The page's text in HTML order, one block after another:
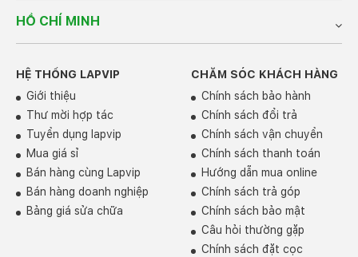
4. Hệ thống tản nhiệt tiên tiến -
"Chiến game" không lo quá nhiệt
Lenovo Legion 5 16IRX9 được trang bị hệ thống tản
HỒ CHÍ MINH
HỆ THỐNG LAPVIP
Giới thiệu
Thư mời hợp tác
Tuyển dụng lapvip
Mua giá sỉ
Bán hàng cùng Lapvip
Bán hàng doanh nghiệp
Bảng giá sửa chữa
CHĂM SÓC KHÁCH HÀNG
Chính sách bảo hành
Chính sách đổi trả
Chính sách vận chuyển
Chính sách thanh toán
Hướng dẫn mua online
Chính sách trả góp
Chính sách bảo mật
Câu hỏi thường gặp
Chính sách đặt cọc